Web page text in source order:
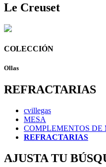
Le Creuset
COLECCIÓN
Ollas
REFRACTARIAS
cvillegas
MESA
COMPLEMENTOS DE
REFRACTARIAS
AJUSTA TU